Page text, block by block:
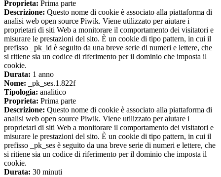
Proprieta: Prima parte
Descrizione: Questo nome di cookie è associato alla piattaforma di
analisi web open source Piwik. Viene utilizzato per aiutare i
proprietari di siti Web a monitorare il comportamento dei visitatori e
misurare le prestazioni del sito. È un cookie di tipo pattern, in cui il
prefisso _pk_id è seguito da una breve serie di numeri e lettere, che
si ritiene sia un codice di riferimento per il dominio che imposta il
cookie.
Durata: 1 anno
Nome: _pk_ses.1.822f
Tipologia: analitico
Proprieta: Prima parte
Descrizione: Questo nome di cookie è associato alla piattaforma di
analisi web open source Piwik. Viene utilizzato per aiutare i
proprietari di siti Web a monitorare il comportamento dei visitatori e
misurare le prestazioni del sito. È un cookie di tipo pattern, in cui il
prefisso _pk_ses è seguito da una breve serie di numeri e lettere, che
si ritiene sia un codice di riferimento per il dominio che imposta il
cookie.
Durata: 30 minuti